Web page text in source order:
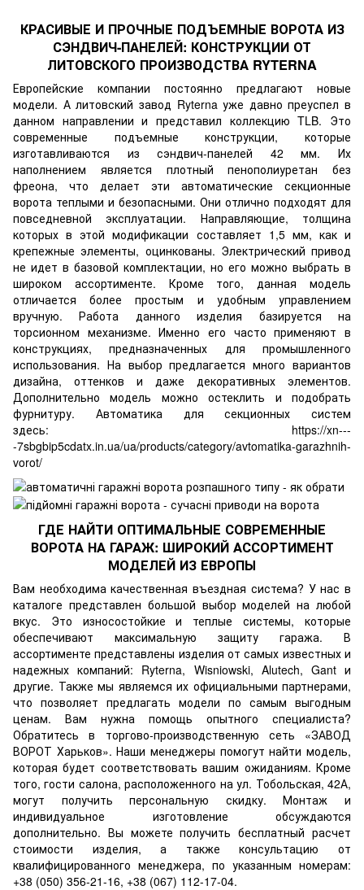
КРАСИВЫЕ И ПРОЧНЫЕ ПОДЪЕМНЫЕ ВОРОТА ИЗ
СЭНДВИЧ-ПАНЕЛЕЙ: КОНСТРУКЦИИ ОТ
ЛИТОВСКОГО ПРОИЗВОДСТВА RYTERNA
Европейские компании постоянно предлагают новые
модели. А литовский завод Ryterna уже давно преуспел в
данном направлении и представил коллекцию TLB. Это
современные подъемные конструкции, которые
изготавливаются из сэндвич-панелей 42 мм. Их
наполнением является плотный пенополиуретан без
фреона, что делает эти автоматические секционные
ворота теплыми и безопасными. Они отлично подходят для
повседневной эксплуатации. Направляющие, толщина
которых в этой модификации составляет 1,5 мм, как и
крепежные элементы, оцинкованы. Электрический привод
не идет в базовой комплектации, но его можно выбрать в
широком ассортименте. Кроме того, данная модель
отличается более простым и удобным управлением
вручную. Работа данного изделия базируется на
торсионном механизме. Именно его часто применяют в
конструкциях, предназначенных для промышленного
использования. На выбор предлагается много вариантов
дизайна, оттенков и даже декоративных элементов.
Дополнительно модель можно остеклить и подобрать
фурнитуру. Автоматика для секционных систем
здесь: https://xn---
-7sbgbip5cdatx.in.ua/ua/products/category/avtomatika-garazhnih-
vorot/
ГДЕ НАЙТИ ОПТИМАЛЬНЫЕ СОВРЕМЕННЫЕ
ВОРОТА НА ГАРАЖ: ШИРОКИЙ АССОРТИМЕНТ
МОДЕЛЕЙ ИЗ ЕВРОПЫ
Вам необходима качественная въездная система? У нас в
каталоге представлен большой выбор моделей на любой
вкус. Это износостойкие и теплые системы, которые
обеспечивают максимальную защиту гаража. В
ассортименте представлены изделия от самых известных и
надежных компаний: Ryterna, Wisniowski, Alutech, Gant и
другие. Также мы являемся их официальными партнерами,
что позволяет предлагать модели по самым выгодным
ценам. Вам нужна помощь опытного специалиста?
Обратитесь в торгово-производственную сеть «ЗАВОД
ВОРОТ Харьков». Наши менеджеры помогут найти модель,
которая будет соответствовать вашим ожиданиям. Кроме
того, гости салона, расположенного на ул. Тобольская, 42А,
могут получить персональную скидку. Монтаж и
индивидуальное изготовление обсуждаются
дополнительно. Вы можете получить бесплатный расчет
стоимости изделия, а также консультацию от
квалифицированного менеджера, по указанным номерам:
+38 (050) 356-21-16, +38 (067) 112-17-04.